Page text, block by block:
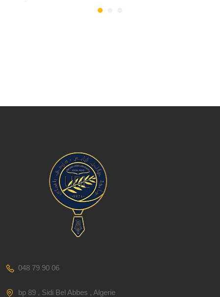
048 79 90 06
bp 89 , Sidi Bel Abbes , Algerie